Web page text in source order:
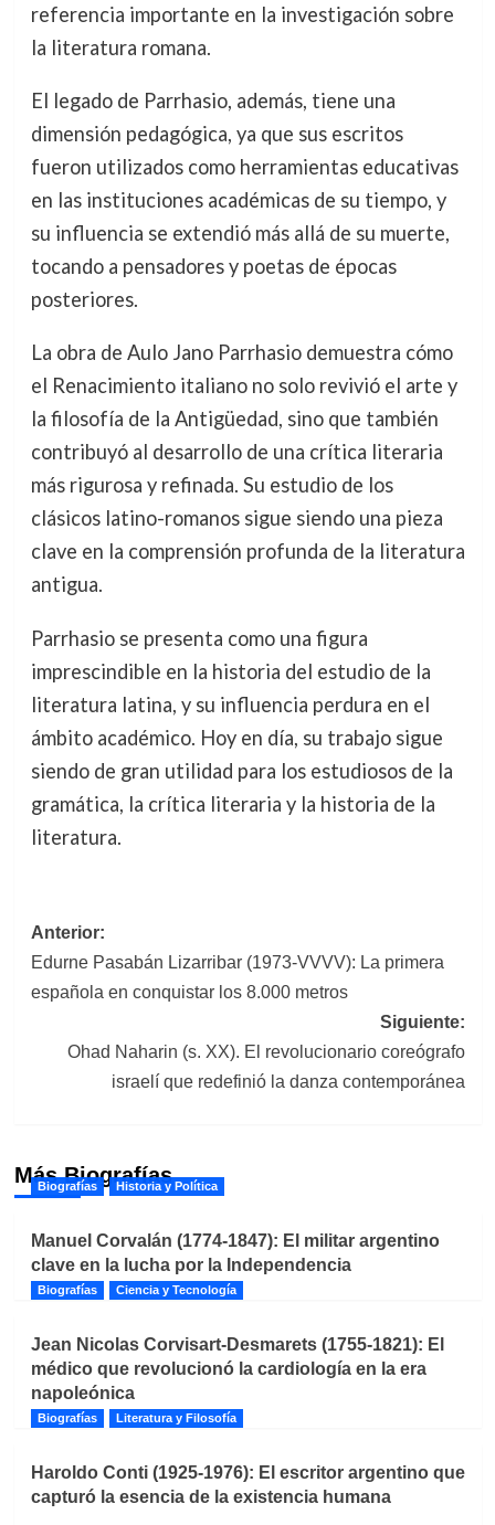
referencia importante en la investigación sobre
la literatura romana.
El legado de Parrhasio, además, tiene una
dimensión pedagógica, ya que sus escritos
fueron utilizados como herramientas educativas
en las instituciones académicas de su tiempo, y
su influencia se extendió más allá de su muerte,
tocando a pensadores y poetas de épocas
posteriores.
La obra de Aulo Jano Parrhasio demuestra cómo
el Renacimiento italiano no solo revivió el arte y
la filosofía de la Antigüedad, sino que también
contribuyó al desarrollo de una crítica literaria
más rigurosa y refinada. Su estudio de los
clásicos latino-romanos sigue siendo una pieza
clave en la comprensión profunda de la literatura
antigua.
Parrhasio se presenta como una figura
imprescindible en la historia del estudio de la
literatura latina, y su influencia perdura en el
ámbito académico. Hoy en día, su trabajo sigue
siendo de gran utilidad para los estudiosos de la
gramática, la crítica literaria y la historia de la
literatura.
Navegación
de
entradas
Anterior:
Edurne Pasabán Lizarribar (1973-VVVV): La primera
española en conquistar los 8.000 metros
Siguiente:
Ohad Naharin (s. XX). El revolucionario coreógrafo
israelí que redefinió la danza contemporánea
Más Biografías
Biografías Historia y Política
Manuel Corvalán (1774-1847): El militar argentino
clave en la lucha por la Independencia
Biografías Ciencia y Tecnología
Jean Nicolas Corvisart-Desmarets (1755-1821): El
médico que revolucionó la cardiología en la era
napoleónica
Biografías Literatura y Filosofía
Haroldo Conti (1925-1976): El escritor argentino que
capturó la esencia de la existencia humana